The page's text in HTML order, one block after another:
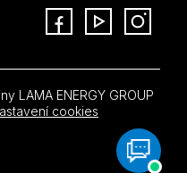
LAMA ENERGY GROUP
cookies